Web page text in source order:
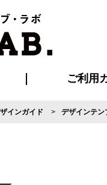
ご利用
ご利用
はじめて
再注文
お支払い方
割引まと
発送・特急サー
版の保管期
マイページ会
よくある
インガイド デザインテン